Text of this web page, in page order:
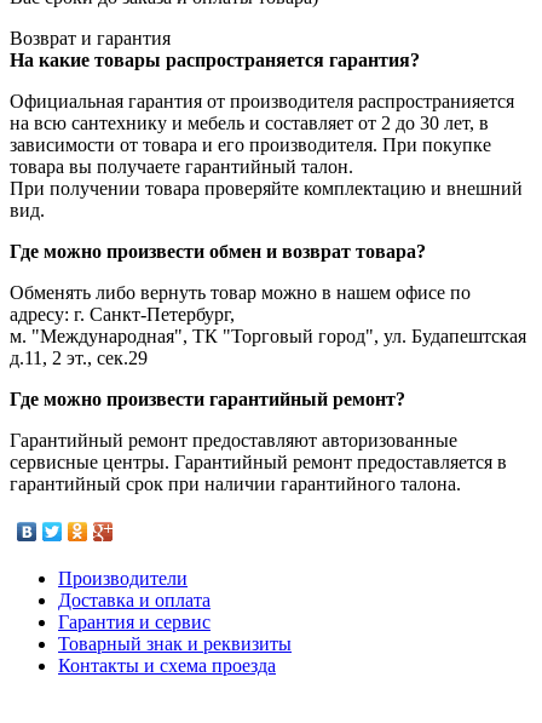
Возврат и гарантия
На какие товары распространяется гарантия?
Официальная гарантия от производителя распространияется
на всю сантехнику и мебель и составляет от 2 до 30 лет, в
зависимости от товара и его производителя. При покупке
товара вы получаете гарантийный талон.
При получении товара проверяйте комплектацию и внешний
вид.
Где можно произвести обмен и возврат товара?
Обменять либо вернуть товар можно в нашем офисе по
адресу: г. Санкт-Петербург,
м. "Международная", ТК "Торговый город", ул. Будапештская
д.11, 2 эт., сек.29
Где можно произвести гарантийный ремонт?
Гарантийный ремонт предоставляют авторизованные
сервисные центры. Гарантийный ремонт предоставляется в
гарантийный срок при наличии гарантийного талона.
Производители
Доставка и оплата
Гарантия и сервис
Товарный знак и реквизиты
Контакты и схема проезда